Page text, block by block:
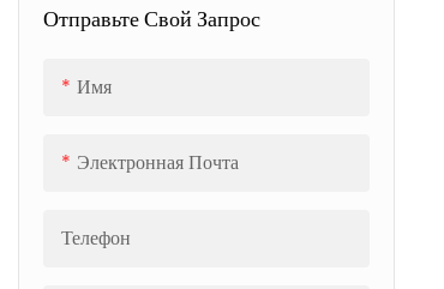
ПЭТ-лента
Отправьте Свой Запрос
Имя
Электронная Почта
Телефон